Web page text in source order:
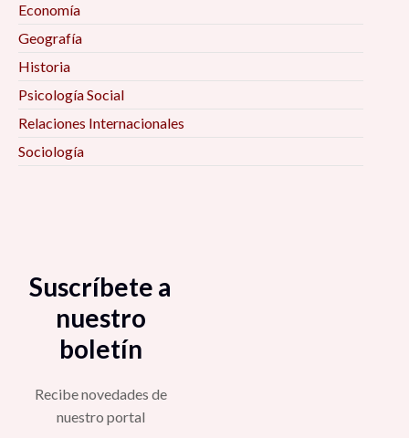
Aportes y trayectorias del trabajo femenino en
la industria del vino. Retos y perspectivas, 11:00
am
Las nanotecnologías en México, 11:00 am
El territorio y el espacio como categorías
analíticas en la investigación social, 11:00 am
La pérdida de identidad histórica de los
Zacatecas como factor de despoblamiento, la
situación durante los años 2002-2022, 11:15 am
Economía
Geografía
Historia
Psicología Social
Relaciones Internacionales
Sociología
Suscríbete a
nuestro
boletín
Recibe novedades de
nuestro portal